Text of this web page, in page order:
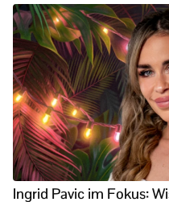
Ingrid Pavic im Fokus: